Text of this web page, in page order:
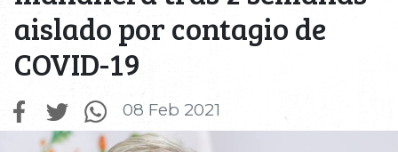
aislado por contagio de
COVID-19
08 Feb 2021